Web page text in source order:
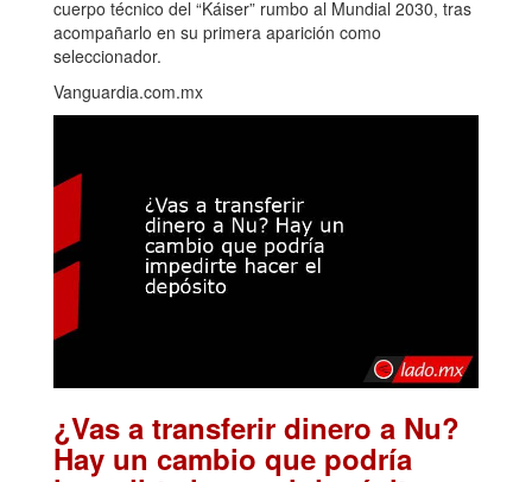
cuerpo técnico del “Káiser” rumbo al Mundial 2030, tras
acompañarlo en su primera aparición como
seleccionador.
Vanguardia.com.mx
¿Vas a transferir dinero a Nu?
Hay un cambio que podría